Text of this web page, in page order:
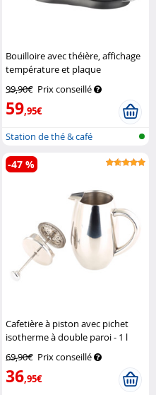
Bouilloire avec théière, affichage
température et plaque
Rosenstein & Söhne
99,90€ Prix conseillé
59,95€
Station de thé & café
Cafetière à piston avec pichet
isotherme à double paroi - 1 l
Rosenstein & Söhne
69,90€ Prix conseillé
36,95€
-47 %